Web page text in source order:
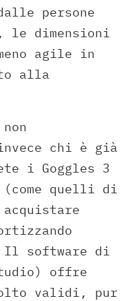
persone
le dimensioni
agile in
alla
chi è già
i Goggles 3
quelli di
Il software di
offre
validi, pur